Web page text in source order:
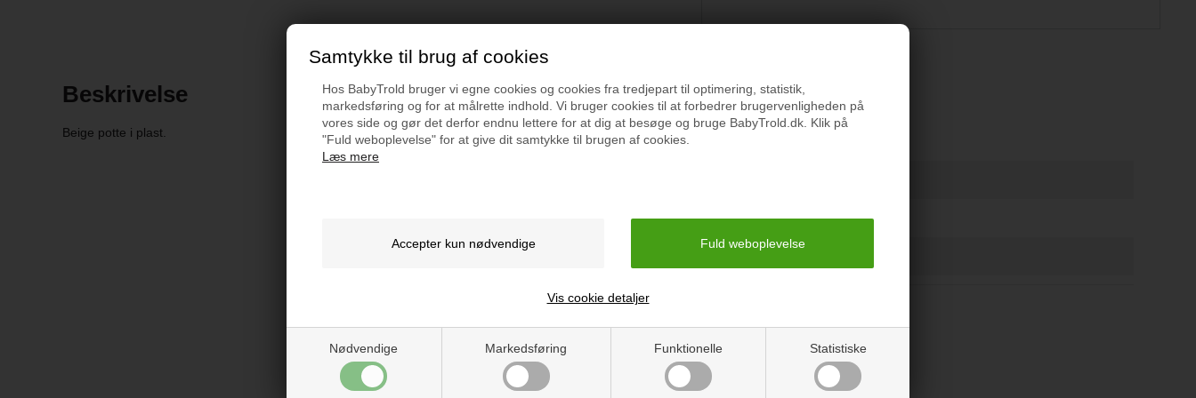
Samtykke til brug af cookies
Hos BabyTrold bruger vi egne cookies og cookies fra tredjepart til optimering, statistik,
markedsføring og for at målrette indhold. Vi bruger cookies til at forbedrer brugervenligheden på
vores side og gør det derfor endnu lettere for at dig at besøge og bruge BabyTrold.dk. Klik på
"Fuld weboplevelse" for at give dit samtykke til brugen af cookies.
Læs mere
Nødvendige Markedsføring Funktionelle Statistiske
Vis cookie detaljer
Beskrivelse
Beige potte i plast.
Specifikationer
Type: Potte
Mål: 28 x 23 cm
Vejledning